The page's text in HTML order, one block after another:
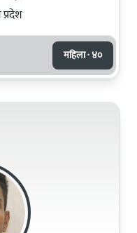
महिला · ४०